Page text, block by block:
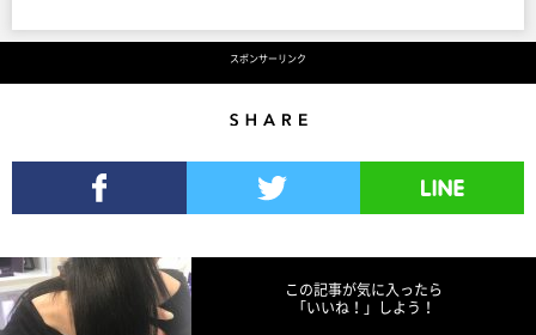
スポンサーリンク
この記事が気に入ったら
「いいね！」しよう！